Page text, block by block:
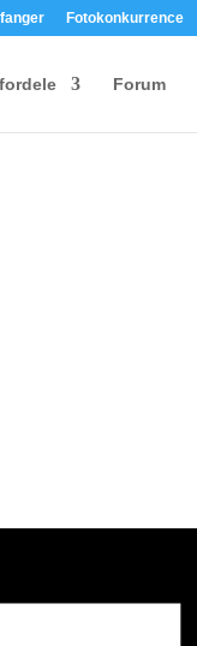
Fotokonkurrence
Forum